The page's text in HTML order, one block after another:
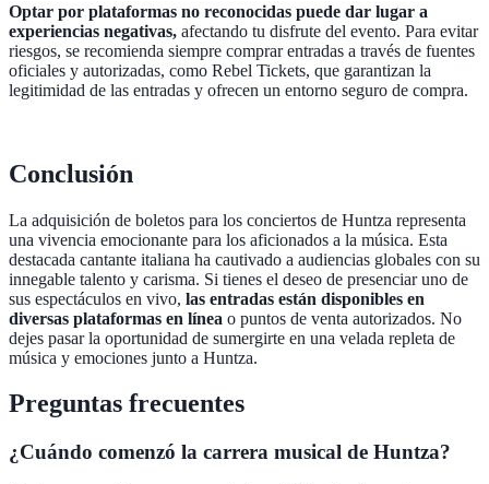
Optar por plataformas no reconocidas puede dar lugar a
experiencias negativas, afectando tu disfrute del evento. Para evitar
riesgos, se recomienda siempre comprar entradas a través de fuentes
oficiales y autorizadas, como Rebel Tickets, que garantizan la
legitimidad de las entradas y ofrecen un entorno seguro de compra.
Conclusión
La adquisición de boletos para los conciertos de Huntza representa
una vivencia emocionante para los aficionados a la música. Esta
destacada cantante italiana ha cautivado a audiencias globales con su
innegable talento y carisma. Si tienes el deseo de presenciar uno de
sus espectáculos en vivo, las entradas están disponibles en
diversas plataformas en línea o puntos de venta autorizados. No
dejes pasar la oportunidad de sumergirte en una velada repleta de
música y emociones junto a Huntza.
Preguntas frecuentes
¿Cuándo comenzó la carrera musical de Huntza?